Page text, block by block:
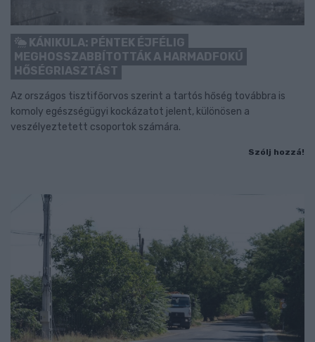
KÁNIKULA: PÉNTEK ÉJFÉLIG
MEGHOSSZABBÍTOTTÁK A HARMADFOKÚ
HŐSÉGRIASZTÁST
Az országos tisztifőorvos szerint a tartós hőség továbbra is
komoly egészségügyi kockázatot jelent, különösen a
veszélyeztetett csoportok számára.
Szólj hozzá!